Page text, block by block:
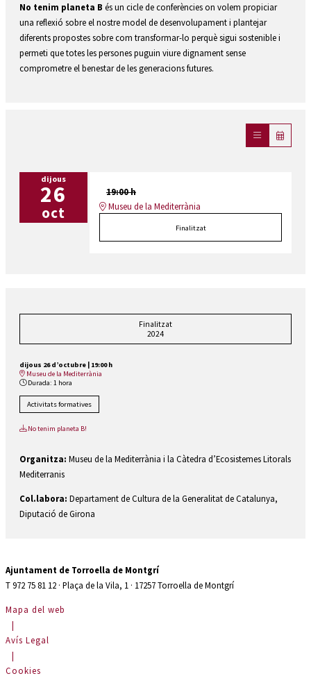
No tenim planeta B és un cicle de conferències on volem propiciar
una reflexió sobre el nostre model de desenvolupament i plantejar
diferents propostes sobre com transformar-lo perquè sigui sostenible i
permeti que totes les persones puguin viure dignament sense
comprometre el benestar de les generacions futures.
dijous
26
oct
19:00 h
Museu de la Mediterrània
Finalitzat
Finalitzat
2024
dijous 26 d’octubre | 19:00 h
Museu de la Mediterrània
Durada: 1 hora
Activitats formatives
No tenim planeta B!
Organitza: Museu de la Mediterrània i la Càtedra d’Ecosistemes Litorals
Mediterranis
Col.labora: Departament de Cultura de la Generalitat de Catalunya,
Diputació de Girona
Ajuntament de Torroella de Montgrí
T 972 75 81 12 · Plaça de la Vila, 1 · 17257 Torroella de Montgrí
Mapa del web
|
Avís Legal
|
Cookies